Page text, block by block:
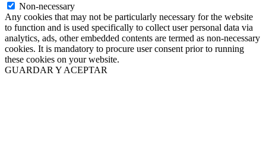
Non-necessary
Any cookies that may not be particularly necessary for the website
to function and is used specifically to collect user personal data via
analytics, ads, other embedded contents are termed as non-necessary
cookies. It is mandatory to procure user consent prior to running
these cookies on your website.
GUARDAR Y ACEPTAR